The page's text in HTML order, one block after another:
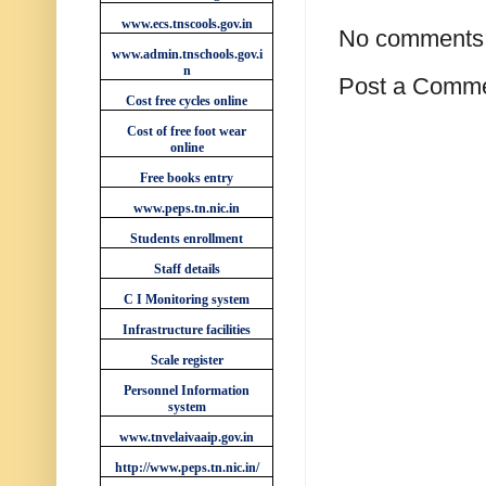
No
Post a
www.ecs.tnscools.gov.in
www.admin.tnschools.gov.i
n
Cost free cycles online
Cost of free foot wear
online
Free books entry
www.peps.tn.nic.in
Students enrollment
Staff details
C I Monitoring system
Infrastructure facilities
Scale register
Personnel Information
system
www.tnvelaivaaip.gov.in
http://www.peps.tn.nic.in/